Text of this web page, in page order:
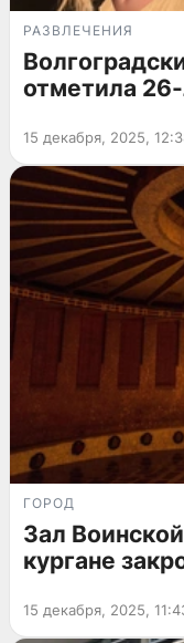
РАЗВЛЕЧЕНИЯ
отметила
15 декабря, 2025,
ГОРОД
Зал
кургане
15 декабря, 2025,